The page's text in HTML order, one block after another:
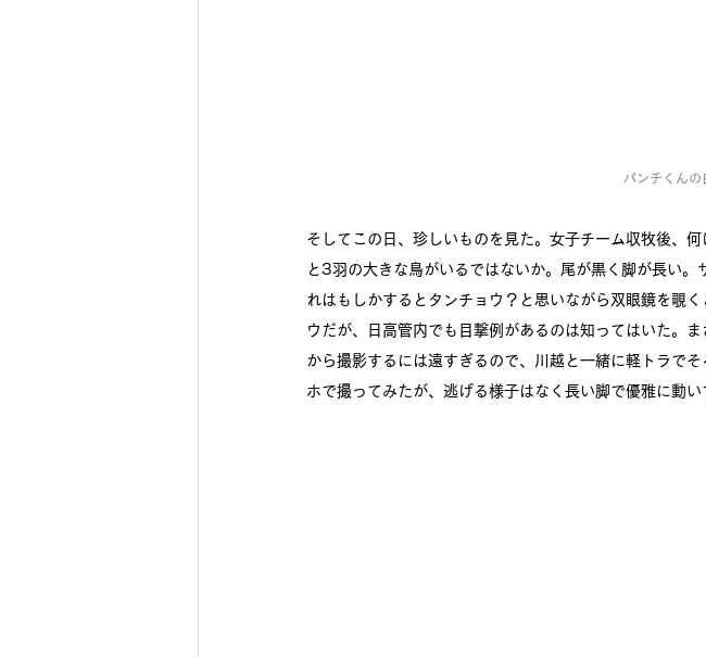
パンチくんの
そしてこの日、珍しいものを見た。女子チーム収牧後、
と3羽の大きな鳥がいるではないか。尾が黒く脚が長い
れはもしかするとタンチョウ？と思いながら双眼鏡を覗
ウだが、日高管内でも目撃例があるのは知ってはいた。
から撮影するには遠すぎるので、川越と一緒に軽トラで
ホで撮ってみたが、逃げる様子はなく長い脚で優雅に動い